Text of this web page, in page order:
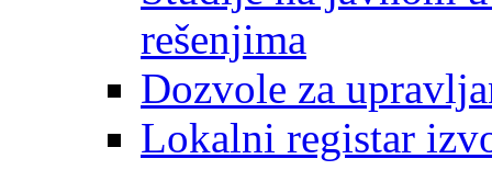
rešenjima
Dozvole za
Lokalni registar